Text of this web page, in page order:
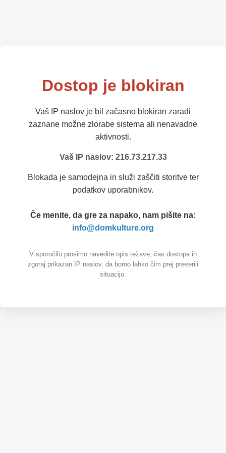
Dostop je blokiran
Vaš IP naslov je bil začasno blokiran zaradi
zaznane možne zlorabe sistema ali nenavadne
aktivnosti.
Vaš IP naslov: 216.73.217.33
Blokada je samodejna in služi zaščiti storitve ter
podatkov uporabnikov.
Če menite, da gre za napako, nam pišite na:
info@domkulture.org
V sporočilu prosimo navedite opis težave, čas dostopa in
zgoraj prikazan IP naslov, da bomo lahko čim prej preverili
situacijo.